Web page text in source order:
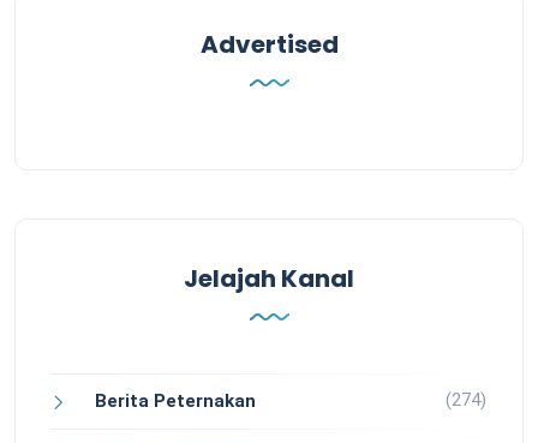
Advertised
Jelajah Kanal
Berita Peternakan (274)